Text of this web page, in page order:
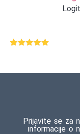
ocene
Prijavite se za
informacije o